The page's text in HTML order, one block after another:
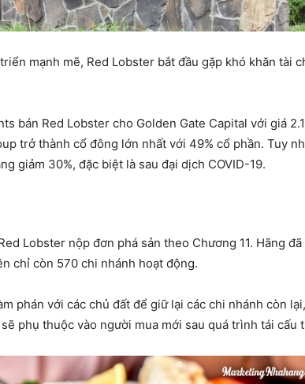
mạnh mẽ, Red Lobster bắt đầu gặp khó khăn tài
bán Red Lobster cho Golden Gate Capital với giá
trở thành cổ đông lớn nhất với 49% cổ phần. Tuy
giảm 30%, đặc biệt là sau đại dịch COVID-19.
Lobster nộp đơn phá sản theo Chương 11. Hãng đã
chỉ còn 570 chi nhánh hoạt động.
phán với các chủ đất để giữ lại các chi nhánh còn lại,
phụ thuộc vào người mua mới sau quá trình tái cấu